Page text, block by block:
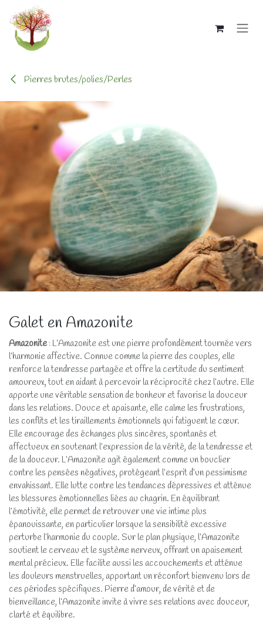
Se rendre au contenu
Pierres brutes/polies/Perles
Galet en Amazonite
Amazonite : L’Amazonite est une pierre profondément tournée vers
l’harmonie affective. Connue comme la pierre des couples, elle
renforce la tendresse partagée et offre la certitude du sentiment
amoureux, tout en aidant à percevoir la réciprocité chez l’autre. Elle
apporte une véritable sensation de bonheur et favorise la douceur
dans les relations. Douce et apaisante, elle calme les frustrations,
les conflits et les tiraillements émotionnels qui fatiguent le cœur.
Elle encourage des échanges plus sincères, spontanés et
affectueux en soutenant l’expression de la vérité, de la tendresse et
de la douceur. L’Amazonite agit également comme un bouclier
contre les pensées négatives, protégeant l’esprit d’un pessimisme
envahissant. Elle lutte contre les tendances dépressives et atténue
les blessures émotionnelles liées au chagrin. En équilibrant
l’émotivité, elle permet de retrouver une vie intime plus
épanouissante, en particulier lorsque la sensibilité excessive
perturbe l’harmonie du couple. Sur le plan physique, l’Amazonite
soutient le cerveau et le système nerveux, offrant un apaisement
mental précieux. Elle facilite aussi les accouchements et atténue
les douleurs menstruelles, apportant un réconfort bienvenu lors de
ces périodes spécifiques. Pierre d’amour, de vérité et de
bienveillance, l’Amazonite invite à vivre ses relations avec douceur,
clarté et équilibre.